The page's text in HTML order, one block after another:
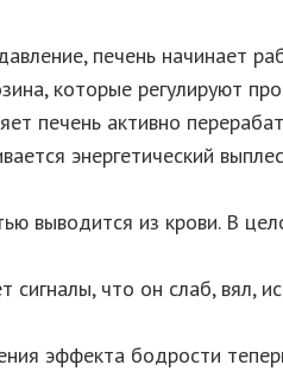
печень начинает
которые регулируют
печень активно
энергетический
выводится из крови. В
что он слаб, вял,
эффекта бодрости